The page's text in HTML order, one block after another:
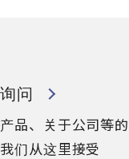
询问
产品、关于公司等
我们从这里接受